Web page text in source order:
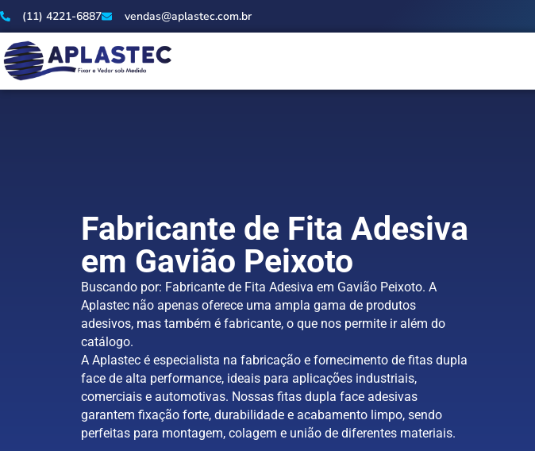
(11) 4221-6887 vendas@aplastec.com.br
Fabricante de Fita Adesiva
em Gavião Peixoto
Buscando por: Fabricante de Fita Adesiva em Gavião Peixoto. A
Aplastec não apenas oferece uma ampla gama de produtos
adesivos, mas também é fabricante, o que nos permite ir além do
catálogo.
A Aplastec é especialista na fabricação e fornecimento de fitas dupla
face de alta performance, ideais para aplicações industriais,
comerciais e automotivas. Nossas fitas dupla face adesivas
garantem fixação forte, durabilidade e acabamento limpo, sendo
perfeitas para montagem, colagem e união de diferentes materiais.